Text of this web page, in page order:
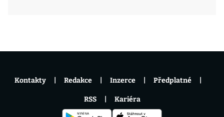
Kontakty Redakce Inzerce Předplatné
RSS Kariéra